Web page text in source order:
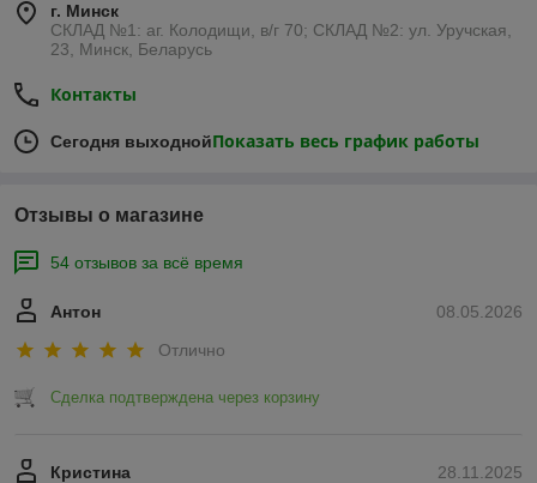
г. Минск
СКЛАД №1: аг. Колодищи, в/г 70; СКЛАД №2: ул. Уручская,
23, Минск, Беларусь
Контакты
Сегодня выходнойПоказать весь график работы
Отзывы о магазине
54 отзывов за всё время
08.05.2026
Антон
Отлично
Сделка подтверждена через корзину
28.11.2025
Кристина